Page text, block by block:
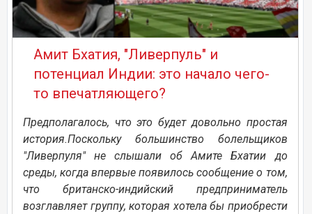
Амит Бхатия, "Ливерпуль" и
потенциал Индии: это начало чего-
то впечатляющего?
Предполагалось, что это будет довольно простая
история.Поскольку большинство болельщиков
"Ливерпуля" не слышали об Амите Бхатии до
среды, когда впервые появилось сообщение о том,
что британско-индийский предприниматель
возглавляет группу, которая хотела бы приобрести